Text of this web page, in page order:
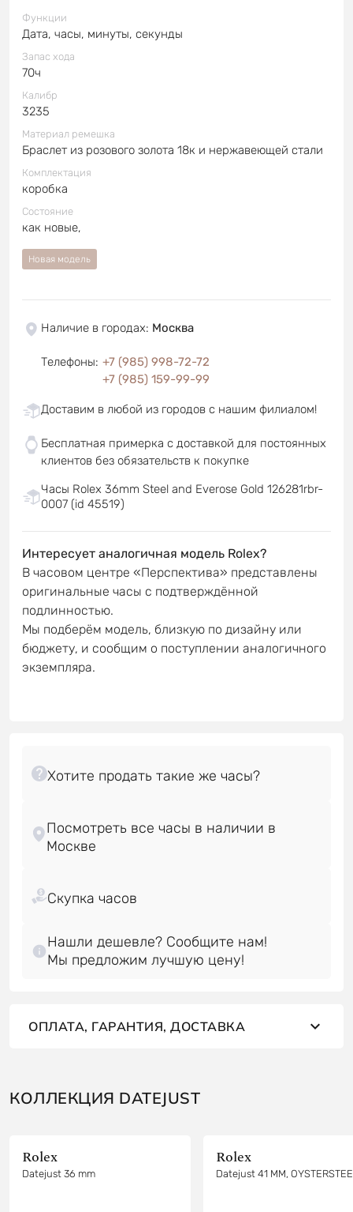
Функции
Дата, часы, минуты, секунды
Запас хода
70ч
Калибр
3235
Материал ремешка
Браслет из розового золота 18к и нержавеющей стали
Комплектация
коробка
Состояние
как новые,
Новая модель
Наличие в городах: Москва
Телефоны: +7 (985) 998-72-72
+7 (985) 159-99-99
Доставим в любой из городов с нашим филиалом!
Бесплатная примерка с доставкой для постоянных
клиентов без обязательств к покупке
Часы Rolex 36mm Steel and Everose Gold 126281rbr-
0007 (id 45519)
Интересует аналогичная модель Rolex?
В часовом центре «Перспектива» представлены
оригинальные часы с подтверждённой
подлинностью.
Мы подберём модель, близкую по дизайну или
бюджету, и сообщим о поступлении аналогичного
экземпляра.
Посмотреть все часы в наличии в
Нашли дешевле? Сообщите нам!
Мы предложим лучшую цену!
ОПЛАТА, ГАРАНТИЯ, ДОСТАВКА
КОЛЛЕКЦИЯ DATEJUST
Rolex
Datejust 36 mm
Rolex
Datejust 41 MM,